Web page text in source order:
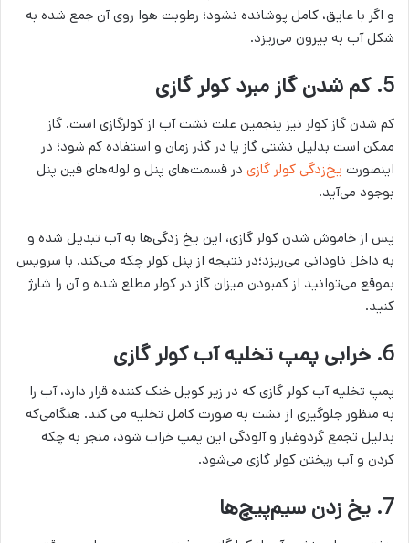
و اگر با عایق، کامل پوشانده نشود؛ رطوبت هوا روی آن جمع شده به
شکل آب به بیرون می‌ریزد.
5. کم شدن گاز مبرد کولر گازی
کم شدن گاز کولر نیز پنجمین علت نشت آب از کولرگازی است. گاز
ممکن است بدلیل نشتی گاز یا در گذر زمان و استفاده کم شود؛ در
اینصورت یخ‌زدگی کولر گازی در قسمت‌های پنل و لوله‌های فین پنل
بوجود می‌آید.
پس از خاموش شدن کولر گازی، این یخ زدگی‌ها به آب تبدیل شده و
به داخل ناودانی می‌ریزد؛در نتیجه از پنل کولر چکه می‌کند. با سرویس
بموقع می‌توانید از کمبودن میزان گاز در کولر مطلع شده و آن را شارژ
کنید.
6. خرابی پمپ تخلیه آب کولر گازی
پمپ تخلیه آب کولر گازی که در زیر کویل خنک کننده قرار دارد، آب را
به منظور جلوگیری از نشت به صورت کامل تخلیه می کند. هنگامی‌که
بدلیل تجمع گردوغبار و آلودگی این پمپ خراب شود، منجر به چکه
کردن و آب ریختن کولر گازی می‌شود.
7. یخ زدن سیم‌پیچ‌ها